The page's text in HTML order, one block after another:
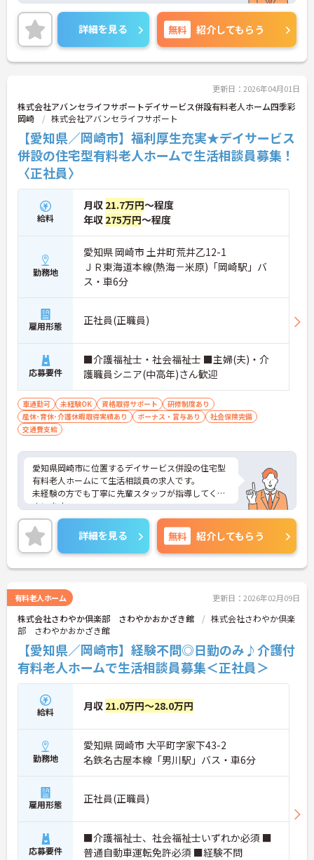
る方でも安心！ご興味のある方は、面接ポイントを
お伝えしますので、お気軽にご連絡ください。
詳細を見る 無料 紹介してもらう
更新日：2026年04月01日
株式会社アバンセライフサポートデイサービス併設有料老人ホーム四季彩
岡崎
株式会社アバンセライフサポート
【愛知県／岡崎市】福利厚生充実★デイサービス
併設の住宅型有料老人ホームで生活相談員募集！
〈正社員〉
給料
月収 21.7万円～程度
年収 275万円～程度
勤務地
愛知県 岡崎市 土井町荒井乙12-1
ＪＲ東海道本線(熱海－米原)「岡崎駅」バ
ス・車6分
雇用形態 正社員(正職員)
応募要件
■介護福祉士・社会福祉士 ■主婦(夫)・介
護職員シニア(中高年)さん歓迎
車通勤可 未経験OK 資格取得サポート
研修制度あり
産休･育休･介護休暇取得実績あり
ボーナス・賞与あり
社会保険完備
交通費支給
愛知県岡崎市に位置するデイサービス併設の住宅型
有料老人ホームにて生活相談員の求人です。
未経験の方でも丁寧に先輩スタッフが指導してくだ
さいます。
ご興味ある方は、詳細等お伝えいたしますので、ご
連絡ください。詳細を見る 無料 紹介してもらう
有料老人ホーム 更新日：2026年02月09日
株式会社さわやか倶楽部 さわやかおかざき館
株式会社さわやか倶楽
部 さわやかおかざき館
【愛知県／岡崎市】経験不問◎日勤のみ♪介護付
有料老人ホームで生活相談員募集＜正社員＞
給料 月収 21.0万円～28.0万円
勤務地
愛知県 岡崎市 大平町字家下43-2
名鉄名古屋本線「男川駅」バス・車6分
雇用形態 正社員(正職員)
応募要件
■介護福祉士、社会福祉士いずれか必須 ■
普通自動車運転免許必須 ■経験不問